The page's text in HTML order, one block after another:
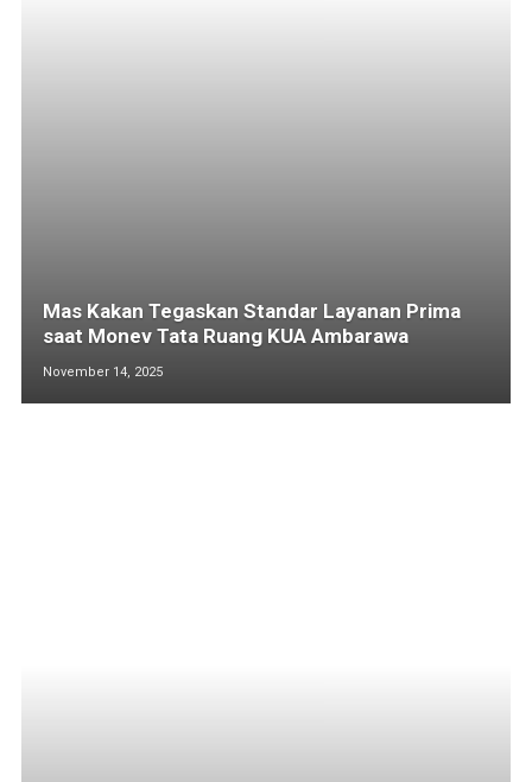
Mas Kakan Tegaskan Standar Layanan Prima
saat Monev Tata Ruang KUA Ambarawa
November 14, 2025